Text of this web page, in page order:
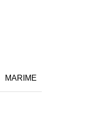
MARIME